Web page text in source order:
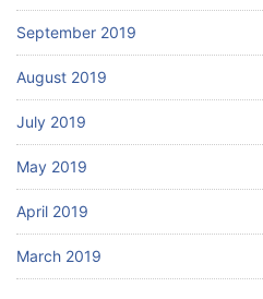
September 2019
August 2019
July 2019
May 2019
April 2019
March 2019